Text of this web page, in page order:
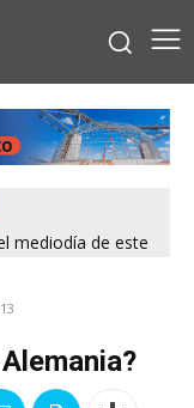
mediodía de este